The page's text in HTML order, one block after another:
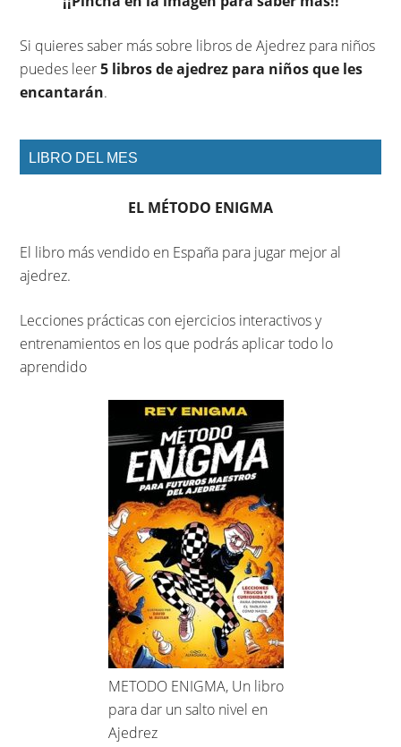
Si quieres saber más sobre libros de Ajedrez para niños
puedes leer5 libros de ajedrez para niños que les
encantarán.
LIBRO DEL MES
EL MÉTODO ENIGMA
El libro más vendido en España para jugar mejor al
ajedrez.
Lecciones prácticas con ejercicios interactivos y
entrenamientos en los que podrás aplicar todo lo
aprendido
METODO ENIGMA, Un libro
para dar un salto nivel en
Ajedrez